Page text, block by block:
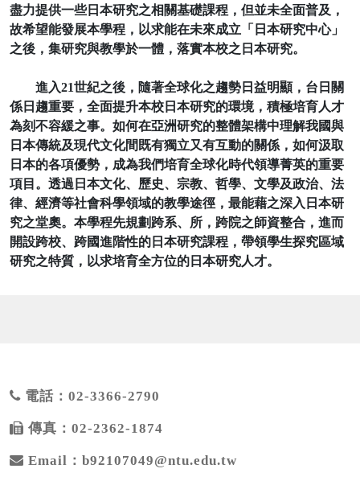
盡力提供一些日本研究之相關基礎課程，但並未全面普及，
故希望能發展本學程，以求能在未來成立「日本研究中心」
之後，集研究與教學於一體，落實本校之日本研究。
進入21世紀之後，隨著全球化之趨勢日益明顯，台日關
係日趨重要，全面提升本校日本研究的環境，積極培育人才
為刻不容緩之事。如何在亞洲研究的整體架構中理解我國與
日本傳統及現代文化間既有獨立又有互動的關係，如何汲取
日本的各項優勢，成為我們培育全球化時代領導菁英的重要
項目。透過日本文化、歷史、宗教、哲學、文學及政治、法
律、經濟等社會科學領域的教學途徑，最能藉之深入日本研
究之堂奧。本學程先規劃跨系、所，跨院之師資整合，進而
開設跨校、跨國進階性的日本研究課程，帶領學生探究區域
研究之特質，以求培育全方位的日本研究人才。
電話：02-3366-2790
傳真：02-2362-1874
Email：b92107049@ntu.edu.tw